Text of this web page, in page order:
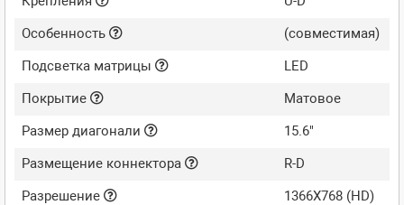
Особенность
(совместимая)
Подсветка матрицы
LED
Покрытие
Матовое
Размер диагонали
15.6"
Размещение коннектора
R-D
Разрешение
1366X768 (HD)